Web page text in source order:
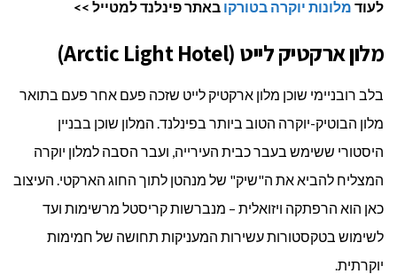
לעוד מלונות יוקרה בטורקו באתר פינלנד למטייל >>
מלון ארקטיק לייט (Arctic Light Hotel)
בלב רובניימי שוכן מלון ארקטיק לייט שזכה פעם אחר פעם בתואר
מלון הבוטיק-יוקרה הטוב ביותר בפינלנד. המלון שוכן בבניין
היסטורי ששימש בעבר כבית העירייה, ועבר הסבה למלון יוקרה
המצליח להביא את ה"שיק" של מנהטן לתוך החוג הארקטי. העיצוב
כאן הוא הרפתקה ויזואלית – מנברשות קריסטל מרשימות ועד
לשימוש בטקסטורות עשירות המעניקות תחושה של חמימות
יוקרתית.